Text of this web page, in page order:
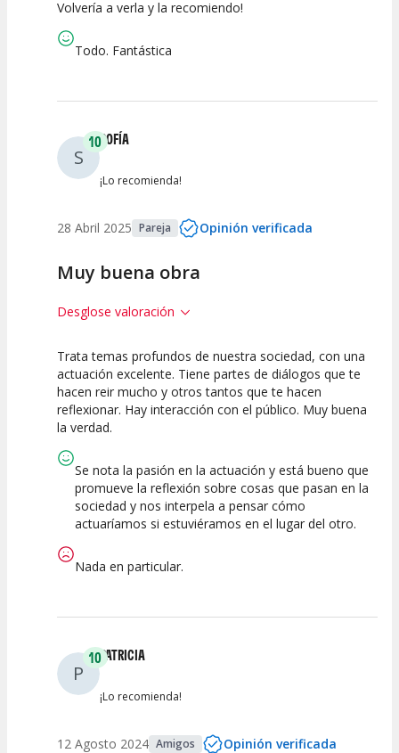
Calidad del
Puesta en
Interpretación
Volvería a verla y la recomiendo!
Todo. Fantástica
S
10SOFÍA
¡Lo recomienda!
28 Abril 2025 Pareja Opinión verificada
Muy buena obra
Desglose valoración
10
Calidad del
Espectáculo
10
Puesta en
Escena
10
Interpretación
artística
Trata temas profundos de nuestra sociedad, con una
actuación excelente. Tiene partes de diálogos que te
hacen reir mucho y otros tantos que te hacen
reflexionar. Hay interacción con el público. Muy buena
la verdad.
Se nota la pasión en la actuación y está bueno que
promueve la reflexión sobre cosas que pasan en la
sociedad y nos interpela a pensar cómo
actuaríamos si estuviéramos en el lugar del otro.
Nada en particular.
P
10PATRICIA
¡Lo recomienda!
12 Agosto 2024 Amigos Opinión verificada